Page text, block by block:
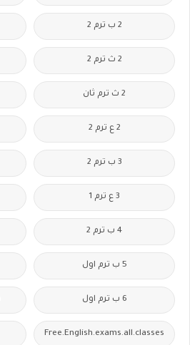
2 ب ترم 2
2 ث ترم 2
2 ث ترم ثان
2 ع ترم 2
3 ب ترم 2
3 ع ترم 1
4 ب ترم 2
5 ب ترم اول
6 ب ترم اول
Free.English.exams.all.classes